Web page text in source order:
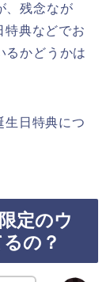
、残念なが
特典などでお
るかどうかは
生日特典につ
定のウ
の？